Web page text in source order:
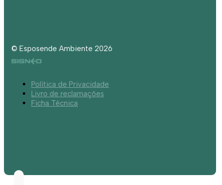
© Esposende Ambiente 2026
Política de Privacidade
Livro de reclamações
Ficha Técnica